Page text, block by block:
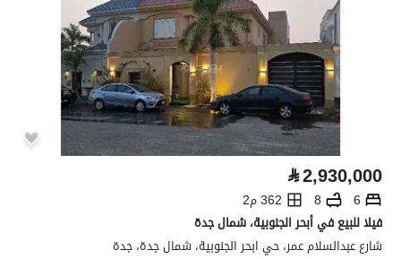
⃁2,930,000
6
8
362 م2
فيلا للبيع في أبحر الجنوبية، شمال جدة
شارع عبدالسلام عمر، حي ابحر الجنوبية، شمال جدة، جدة